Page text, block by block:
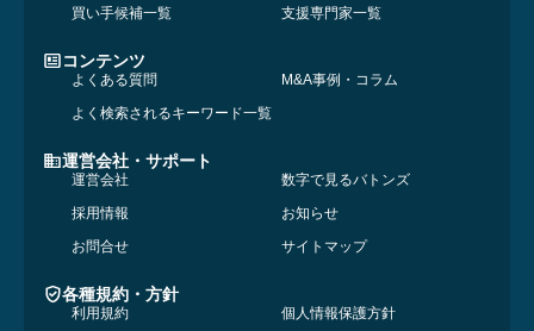
買い手候補一覧
支援専門家一覧
コンテンツ
よくある質問
M&A事例・コラム
よく検索されるキーワード一覧
運営会社・サポート
運営会社
数字で見るバトンズ
採用情報
お知らせ
お問合せ
サイトマップ
各種規約・方針
利用規約
個人情報保護方針